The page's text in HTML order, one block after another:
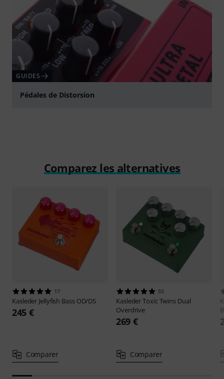
GUIDES
Pédales de Distorsion
Comparez les alternatives
17
Kasleder Jellyfish Bass OD/DS
245 €
Comparer
55
KaslederToxic Twins Dual
Overdrive
269 €
Comparer